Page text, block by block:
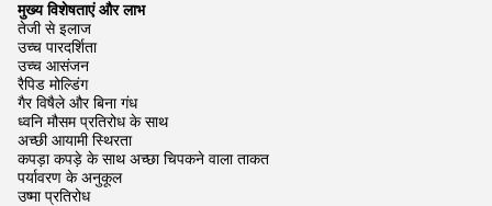
मुख्य विशेषताएं और लाभ
तेजी से इलाज
उच्च पारदर्शिता
उच्च आसंजन
रैपिड मोल्डिंग
गैर विषैले और बिना गंध
ध्वनि मौसम प्रतिरोध के साथ
अच्छी आयामी स्थिरता
कपड़ा कपड़े के साथ अच्छा चिपकने वाला ताकत
पर्यावरण के अनुकूल
उष्मा प्रतिरोध